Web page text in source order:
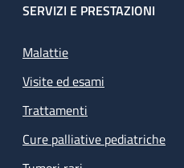
SERVIZI E PRESTAZIONI
Malattie
Visite ed esami
Trattamenti
Cure palliative pediatriche